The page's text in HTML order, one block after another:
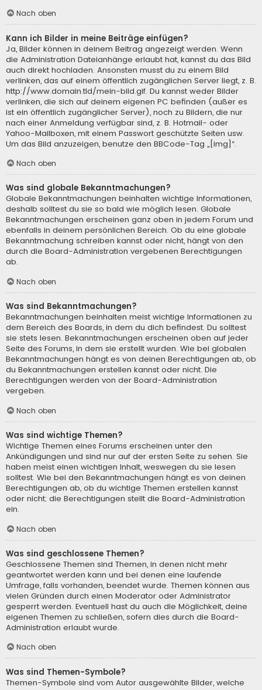
Nach oben
Kann ich Bilder in meine Beiträge einfügen?
Ja, Bilder können in deinem Beitrag angezeigt werden. Wenn
die Administration Dateianhänge erlaubt hat, kannst du das Bild
auch direkt hochladen. Ansonsten musst du zu einem Bild
verlinken, das auf einem öffentlich zugänglichen Server liegt, z. B.
http://www.domain.tld/mein-bild.gif. Du kannst weder Bilder
verlinken, die sich auf deinem eigenen PC befinden (außer es
ist ein öffentlich zugänglicher Server), noch zu Bildern, die nur
nach einer Anmeldung verfügbar sind, z. B. Hotmail- oder
Yahoo-Mailboxen, mit einem Passwort geschützte Seiten usw.
Um das Bild anzuzeigen, benutze den BBCode-Tag „[img]“.
Nach oben
Was sind globale Bekanntmachungen?
Globale Bekanntmachungen beinhalten wichtige Informationen,
deshalb solltest du sie so bald wie möglich lesen. Globale
Bekanntmachungen erscheinen ganz oben in jedem Forum und
ebenfalls in deinem persönlichen Bereich. Ob du eine globale
Bekanntmachung schreiben kannst oder nicht, hängt von den
durch die Board-Administration vergebenen Berechtigungen
ab.
Nach oben
Was sind Bekanntmachungen?
Bekanntmachungen beinhalten meist wichtige Informationen zu
dem Bereich des Boards, in dem du dich befindest. Du solltest
sie stets lesen. Bekanntmachungen erscheinen oben auf jeder
Seite des Forums, in dem sie erstellt wurden. Wie bei globalen
Bekanntmachungen hängt es von deinen Berechtigungen ab, ob
du Bekanntmachungen erstellen kannst oder nicht. Die
Berechtigungen werden von der Board-Administration
vergeben.
Nach oben
Was sind wichtige Themen?
Wichtige Themen eines Forums erscheinen unter den
Ankündigungen und sind nur auf der ersten Seite zu sehen. Sie
haben meist einen wichtigen Inhalt, weswegen du sie lesen
solltest. Wie bei den Bekanntmachungen hängt es von deinen
Berechtigungen ab, ob du wichtige Themen erstellen kannst
oder nicht; die Berechtigungen stellt die Board-Administration
ein.
Nach oben
Was sind geschlossene Themen?
Geschlossene Themen sind Themen, in denen nicht mehr
geantwortet werden kann und bei denen eine laufende
Umfrage, falls vorhanden, beendet wurde. Themen können aus
vielen Gründen durch einen Moderator oder Administrator
gesperrt werden. Eventuell hast du auch die Möglichkeit, deine
eigenen Themen zu schließen, sofern dies durch die Board-
Administration erlaubt wurde.
Nach oben
Was sind Themen-Symbole?
Themen-Symbole sind vom Autor ausgewählte Bilder, welche